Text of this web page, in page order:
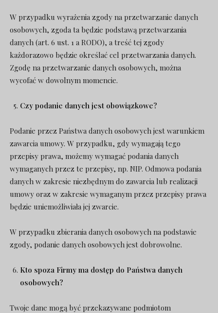
W przypadku wyrażenia zgody na przetwarzanie danych
osobowych, zgoda ta będzie podstawą przetwarzania
danych (art. 6 ust. 1 a RODO), a treść tej zgody
każdorazowo będzie określać cel przetwarzania danych.
Zgodę na przetwarzanie danych osobowych, można
wycofać w dowolnym momencie.
Czy podanie danych jest obowiązkowe?
Podanie przez Państwa danych osobowych jest warunkiem
zawarcia umowy. W przypadku, gdy wymagają tego
przepisy prawa, możemy wymagać podania danych
wymaganych przez te przepisy, np. NIP. Odmowa podania
danych w zakresie niezbędnym do zawarcia lub realizacji
umowy oraz w zakresie wymaganym przez przepisy prawa
będzie uniemożliwiała jej zwarcie.
W przypadku zbierania danych osobowych na podstawie
zgody, podanie danych osobowych jest dobrowolne.
Kto spoza Firmy ma dostęp do Państwa danych
osobowych?
Twoje dane mogą być przekazywane podmiotom